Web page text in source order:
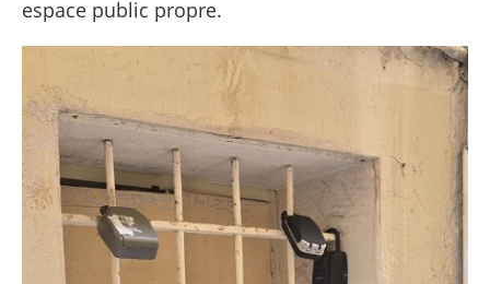
espace public propre.